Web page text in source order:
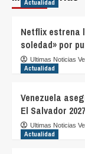
Actualidad
Netflix estrena
soledad» por
Ultimas Noticias
Actualidad
Venezuela
El Salvador
Ultimas Noticias
Actualidad